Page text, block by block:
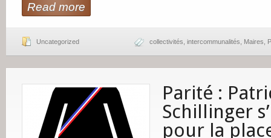
Read more
Uncategorized collectivités intercommunalités Maires
Parité :
Schillinger
pour la